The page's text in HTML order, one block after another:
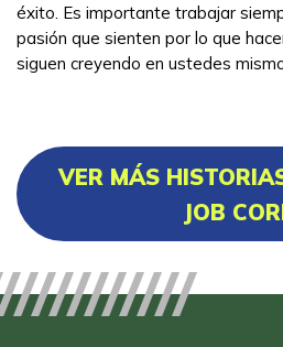
éxito. Es importante trabajar
pasión que sienten por lo que
siguen creyendo en ustedes
VER MÁS
JOB